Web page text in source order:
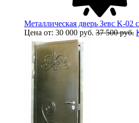
Металлическая дверь Зевс K-02
Цена от: 30 000 руб. 37 500 руб.